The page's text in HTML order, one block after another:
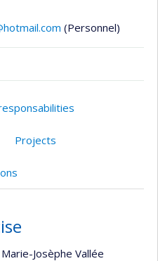
(Personnel)
Projects
Josèphe Vallée